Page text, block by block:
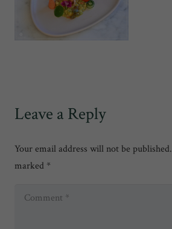
Leave a Reply
Your email address will not be published.
marked *